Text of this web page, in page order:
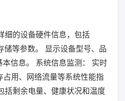
细的设备硬件信息，包括
储等参数。 显示设备型号、品
本信息。 系统信息监测： 实时
占用、网络流量等系统性能指
括剩余电量、健康状况和温度